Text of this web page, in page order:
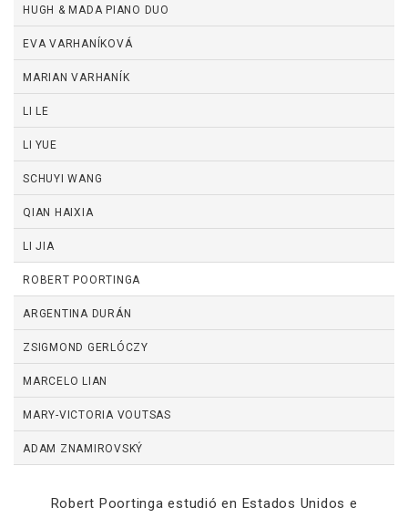
HUGH & MADA PIANO DUO
EVA VARHANÍKOVÁ
MARIAN VARHANÍK
LI LE
LI YUE
SCHUYI WANG
QIAN HAIXIA
LI JIA
ROBERT POORTINGA
ARGENTINA DURÁN
ZSIGMOND GERLÓCZY
MARCELO LIAN
MARY-VICTORIA VOUTSAS
ADAM ZNAMIROVSKÝ
Robert Poortinga estudió en Estados Unidos e